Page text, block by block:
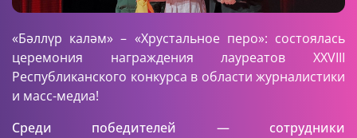
«Бәллүр каләм» – «Хрустальное перо»: состоялась
церемония награждения лауреатов XXVIII
Республиканского конкурса в области журналистики
и масс-медиа!
Среди победителей — сотрудники